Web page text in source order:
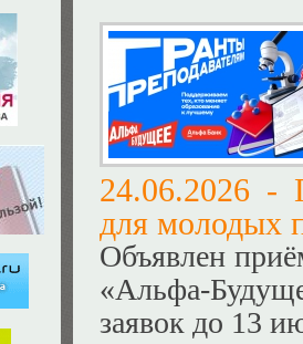
24.06.2026 -
для молодых
Объявлен
«Альфа-
заявок до 13